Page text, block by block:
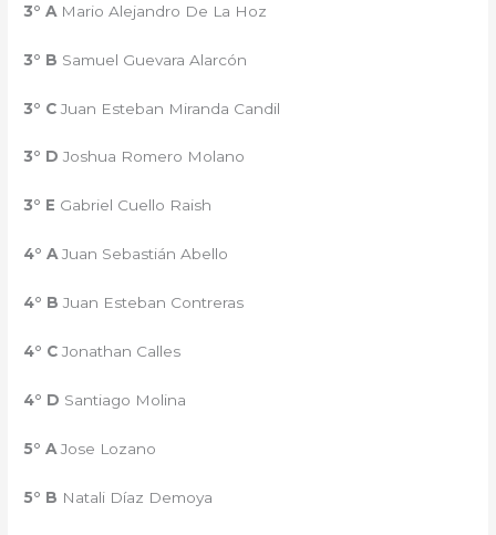
3° A Mario Alejandro De La Hoz
3° B Samuel Guevara Alarcón
3° C Juan Esteban Miranda Candil
3° D Joshua Romero Molano
3° E Gabriel Cuello Raish
4° A Juan Sebastián Abello
4° B Juan Esteban Contreras
4° C Jonathan Calles
4° D Santiago Molina
5° A Jose Lozano
5° B Natali Díaz Demoya